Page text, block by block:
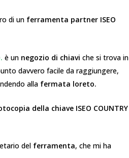
di un ferramenta partner ISEO
è un negozio di chiavi che si trova in
davvero facile da raggiungere,
alla fermata loreto.
della chiave ISEO COUNTRY
del ferramenta, che mi ha